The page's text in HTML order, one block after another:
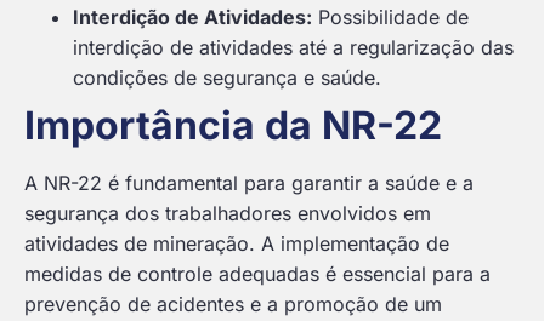
Interdição de Atividades: Possibilidade de
interdição de atividades até a regularização das
condições de segurança e saúde.
Importância da NR-22
A NR-22 é fundamental para garantir a saúde e a
segurança dos trabalhadores envolvidos em
atividades de mineração. A implementação de
medidas de controle adequadas é essencial para a
prevenção de acidentes e a promoção de um